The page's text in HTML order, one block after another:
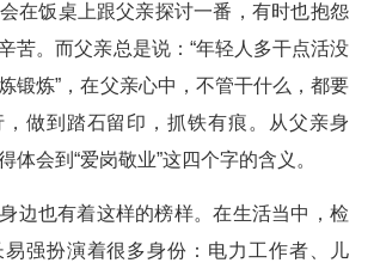
在饭桌上跟父亲探讨一番，有时也抱怨
苦。而父亲总是说：“年轻人多干点活没
锻炼”，在父亲心中，不管干什么，都要
做到踏石留印，抓铁有痕。从父亲身
体会到“爱岗敬业”这四个字的含义。
边也有着这样的榜样。在生活当中，检
强扮演着很多身份：电力工作者、儿